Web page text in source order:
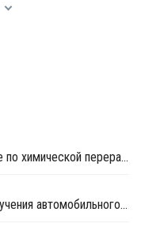
Idemitsu создаст второе предприятие по химической переработке отходов в Японии
Ученые ТПУ предложили способ получения автомобильного бензина из пластиковых отходов